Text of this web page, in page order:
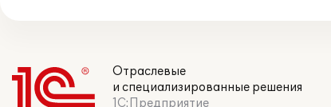
Отраслевые
и специализированные решения
1С:Предприятие